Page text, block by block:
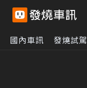
國內車訊 發燒試駕